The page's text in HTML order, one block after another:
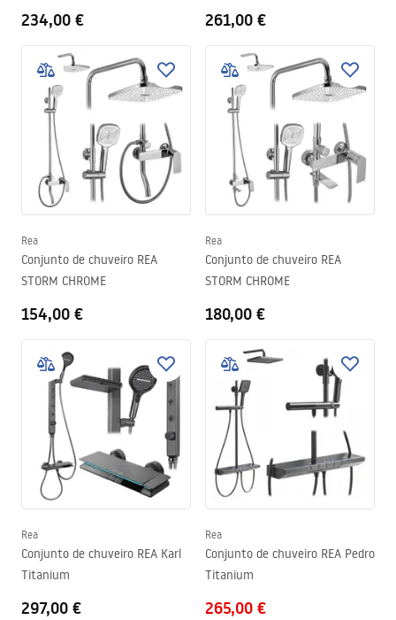
234,00 € 261,00 €
Rea
Conjunto de chuveiro REA
STORM CHROME
154,00 €
Rea
Conjunto de chuveiro REA
STORM CHROME
180,00 €
Rea
Conjunto de chuveiro REA Karl
Titanium
297,00 €
Rea
Conjunto de chuveiro REA Pedro
Titanium
265,00 €